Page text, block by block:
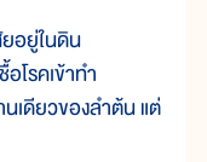
อยู่ในดิน
โรคเข้าทำ
เดียวของลำต้น แต่